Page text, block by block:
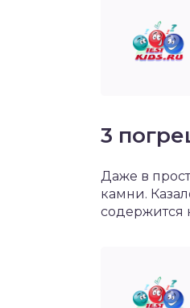
3
Даже в
камни.
содержится